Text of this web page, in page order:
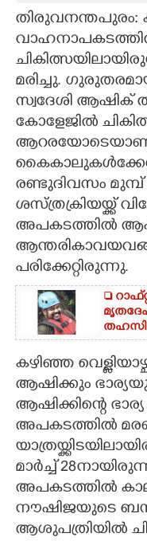
CARTOONS
LITERATURE
ZOOM
CONTACT US
തിരുവനന്തപുരം:
വാഹനാപകടത്തിൽ
മരിച്ചു.
സ്വദേശി ആഷിക്
കോളേജിൽ
ആറരയോടെയാണ്
രണ്ടുദിവസം
ശസ്ത്രക്രിയയ്ക്ക്
അപകടത്തിൽ
പരിക്കേറ്റിരുന്നു.

കഴിഞ്ഞ
ആഷിക്കും
ആഷിക്കിന്റെ
അപകടത്തിൽ
മാർച്ച്
അപകടത്തിൽ
നൗഷിജയുടെ
ആശുപത്രിയിൽ